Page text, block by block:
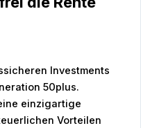
Investments
50plus.
einzigartige
Vorteilen